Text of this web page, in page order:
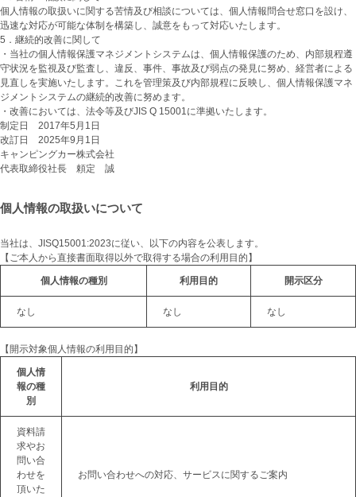
個人情報の取扱いに関する苦情及び相談については、個人情報問合せ窓口を設け、
迅速な対応が可能な体制を構築し、誠意をもって対応いたします。
5．継続的改善に関して
・当社の個人情報保護マネジメントシステムは、個人情報保護のため、内部規程遵
守状況を監視及び監査し、違反、事件、事故及び弱点の発見に努め、経営者による
見直しを実施いたします。これを管理策及び内部規程に反映し、個人情報保護マネ
ジメントシステムの継続的改善に努めます。
・改善においては、法令等及びJIS Q 15001に準拠いたします。
制定日 2017年5月1日
改訂日 2025年9月1日
キャンピングカー株式会社
代表取締役社長 頼定 誠
個人情報の取扱いについて
当社は、JISQ15001:2023に従い、以下の内容を公表します。
【ご本人から直接書面取得以外で取得する場合の利用目的】
個人情報の種別 利用目的 開示区分
なし なし なし
【開示対象個人情報の利用目的】
個人情
報の種
別
利用目的
資料請
求やお
問い合
わせを
頂いた
お問い合わせへの対応、サービスに関するご案内